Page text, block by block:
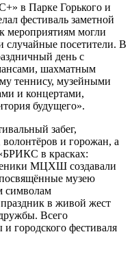
в Парке Горького и
фестиваль заметной
мероприятиям могли
случайные посетители. В
день с
шахматным
теннису, музейными
и концертами,
будущего».
забег,
и горожан, а
в красках:
МЦХШ создавали
музею
символам
в живой жест
Всего
городского фестиваля